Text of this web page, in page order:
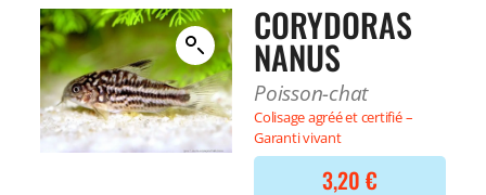
BONNES AFFAIRES
Voir tout
DERNIERS ARRIVAGES
Voir tout
Filtre interne
Voir tout
NOURRITURE
Nourriture Lyophilisée
Nourriture sèche
Nourriture vivante
CORYDORAS
NANUS
Poisson-chat
Colisage agréé et certifié –
Garanti vivant
3,20€